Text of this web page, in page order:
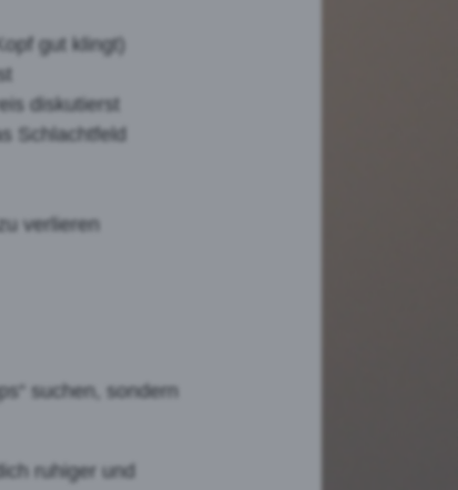
gut klingt)
diskutierst
Schlachtfeld
verlieren
suchen, sondern
ruhiger und